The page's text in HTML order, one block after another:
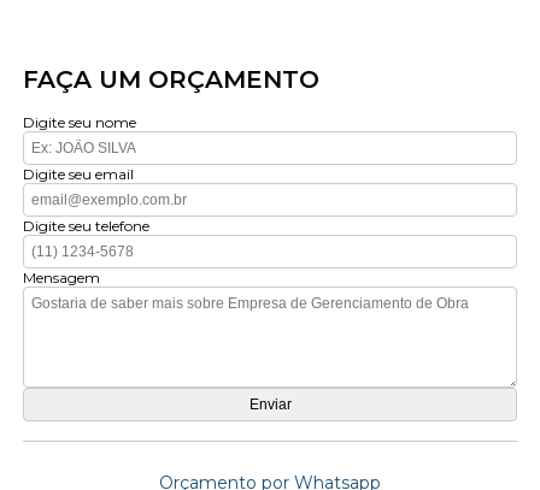
FAÇA UM ORÇAMENTO
Digite seu nome
Digite seu email
Digite seu telefone
Mensagem
Orçamento por Whatsapp